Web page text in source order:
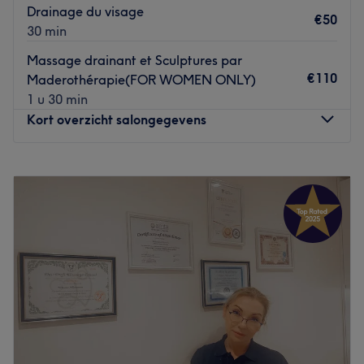
Drainage du visage
30 min
€50
Massage drainant et Sculptures par
Maderothérapie(FOR WOMEN ONLY)
1 u 30 min
€110
Kort overzicht salongegevens
18:00
18:00
–18:00
09:00–18:00
Zaterdag
09:00–17:00
Jaqueline Totoli Beauty Concept est un institut de beauté
installé à Ixelles. Profitez d'un moment rien qu'à vous
grâce à des soins sur mesure effectués avec